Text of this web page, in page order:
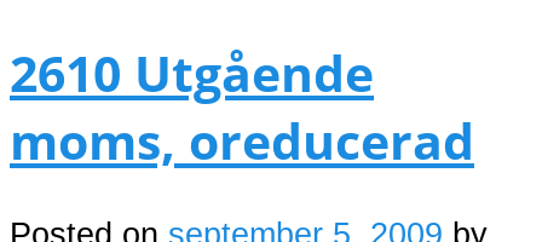
2610 Utgående
moms, oreducerad
Posted on september 5, 2009 by